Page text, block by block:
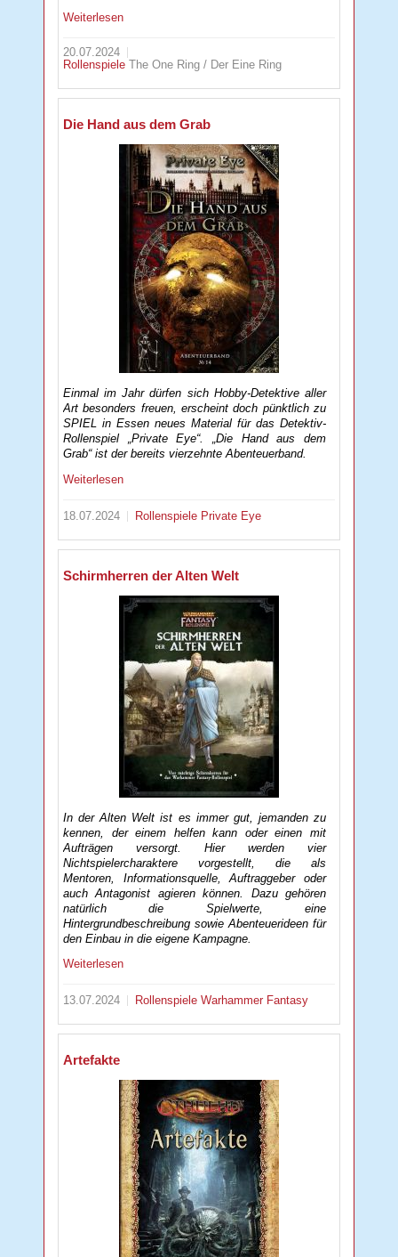
Weiterlesen
20.07.2024
RollenspieleThe One Ring / Der Eine Ring
Die Hand aus dem Grab
Einmal im Jahr dürfen sich Hobby-Detektive aller
Art besonders freuen, erscheint doch pünktlich zu
SPIEL in Essen neues Material für das Detektiv-
Rollenspiel „Private Eye“. „Die Hand aus dem
Grab“ ist der bereits vierzehnte Abenteuerband.
Weiterlesen
18.07.2024 Rollenspiele Private Eye
Schirmherren der Alten Welt
In der Alten Welt ist es immer gut, jemanden zu
kennen, der einem helfen kann oder einen mit
Aufträgen versorgt. Hier werden vier
Nichtspielercharaktere vorgestellt, die als
Mentoren, Informationsquelle, Auftraggeber oder
auch Antagonist agieren können. Dazu gehören
natürlich die Spielwerte, eine
Hintergrundbeschreibung sowie Abenteuerideen für
den Einbau in die eigene Kampagne.
Weiterlesen
13.07.2024 RollenspieleWarhammer Fantasy
Artefakte